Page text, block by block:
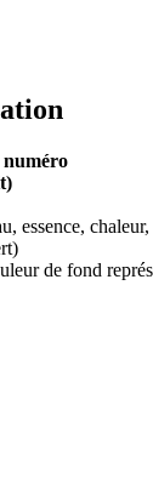
numéro
essence,
de fond